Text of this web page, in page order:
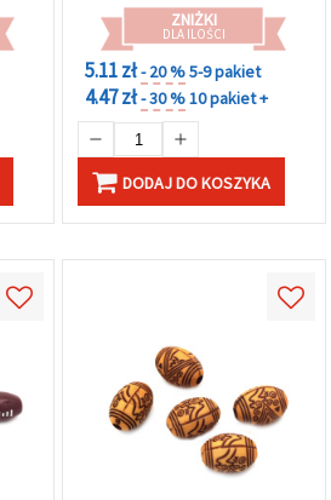
ZNIŻKI
DLA ILOŚCI
5.11 zł- 20 %5-9 pakiet
4.47 zł- 30 %10 pakiet +
DODAJ DO KOSZYKA